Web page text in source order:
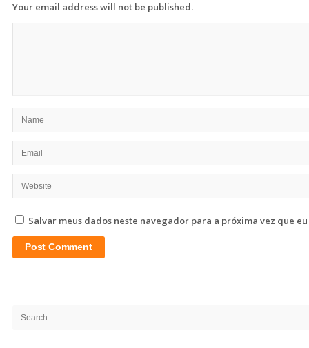
Your email address will not be published.
Salvar meus dados neste navegador para a próxima vez que
Search